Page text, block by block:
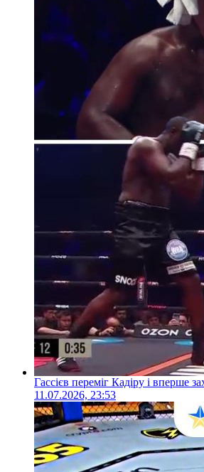
Гассієв переміг Кадіру і вперше
11.07.2026, 23:53